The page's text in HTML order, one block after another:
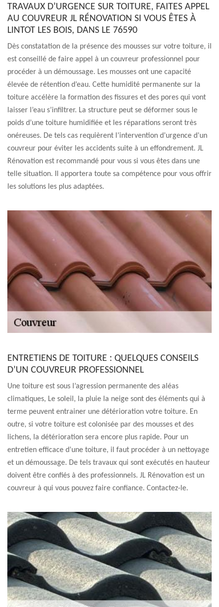
TRAVAUX D’URGENCE SUR TOITURE, FAITES APPEL
AU COUVREUR JL RÉNOVATION SI VOUS ÊTES À
LINTOT LES BOIS, DANS LE 76590
Dès constatation de la présence des mousses sur votre toiture, il
est conseillé de faire appel à un couvreur professionnel pour
procéder à un démoussage. Les mousses ont une capacité
élevée de rétention d’eau. Cette humidité permanente sur la
toiture accélère la formation des fissures et des pores qui vont
laisser l’eau s’infiltrer. La structure peut se déformer sous le
poids d’une toiture humidifiée et les réparations seront très
onéreuses. De tels cas requièrent l’intervention d’urgence d’un
couvreur pour éviter les accidents suite à un effondrement. JL
Rénovation est recommandé pour vous si vous êtes dans une
telle situation. Il apportera toute sa compétence pour vous offrir
les solutions les plus adaptées.
ENTRETIENS DE TOITURE : QUELQUES CONSEILS
D’UN COUVREUR PROFESSIONNEL
Une toiture est sous l’agression permanente des aléas
climatiques, Le soleil, la pluie la neige sont des éléments qui à
terme peuvent entrainer une détérioration votre toiture. En
outre, si votre toiture est colonisée par des mousses et des
lichens, la détérioration sera encore plus rapide. Pour un
entretien efficace d’une toiture, il faut procéder à un nettoyage
et un démoussage. De tels travaux qui sont exécutés en hauteur
doivent être confiés à des professionnels. JL Rénovation est un
couvreur à qui vous pouvez faire confiance. Contactez-le.